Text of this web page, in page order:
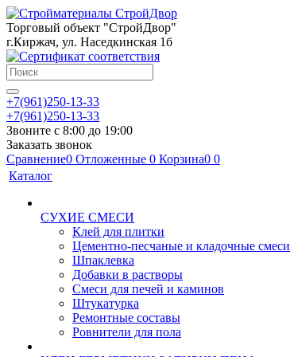
Торговый объект "СтройДвор"
г.Киржач, ул. Наседкинская 1б
+7(961)250-13-33
+7(961)250-13-33
Звоните с 8:00 до 19:00
Заказать звонок
Сравнение0 Отложенные 0 Корзина0 0
Каталог
СУХИЕ СМЕСИ
Клей для плитки
Цементно-песчаные и кладочные смеси
Шпаклевка
Добавки в растворы
Смеси для печей и каминов
Штукатурка
Ремонтные составы
Ровнители для пола